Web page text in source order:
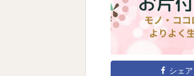
シェア